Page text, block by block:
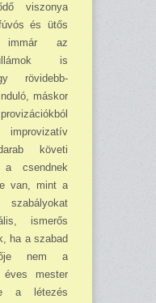
viszonya
és ütős
immár az
is
rövidebb-
máskor
követi
a csendnek
van, mint a
ismerős
ha a szabad
nem a
mester
a létezés